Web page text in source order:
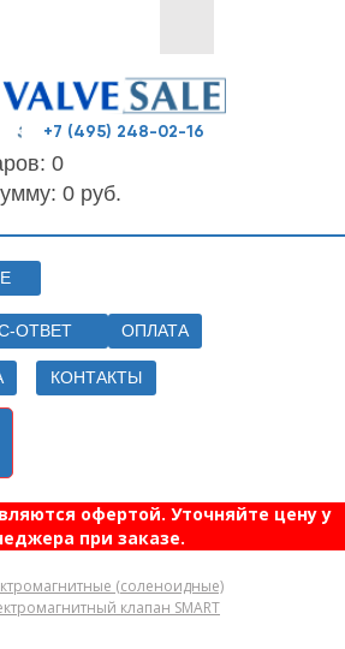
+7 (495) 248-02-16
0
0 руб.
ОТВЕТ ОПЛАТА
КОНТАКТЫ
офертой. Уточняйте цену у
при заказе.
(соленоидные)
клапан SMART